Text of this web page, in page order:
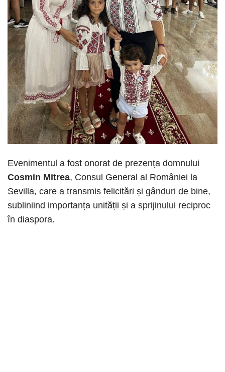
Evenimentul a fost onorat de prezența domnului
Cosmin Mitrea, Consul General al României la
Sevilla, care a transmis felicitări și gânduri de bine,
subliniind importanța unității și a sprijinului reciproc
în diaspora.